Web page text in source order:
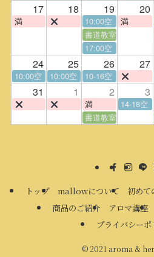
17 18 19 20
満 10:00空 満
書道教室
17:00空
24 25 26 27
10:00空 10:00空 10-16空
31 1 2 3
満 14-18空
書道教室
トップ mallowについて 初めて
商品のご紹介
アロマ講座
プライバシーポ
© 2021 aroma &